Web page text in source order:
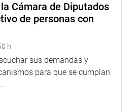
Cámara de Diputados
de personas con
h
sus demandas y
para que se cumplan